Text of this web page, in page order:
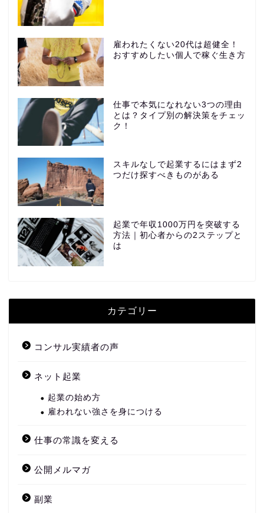
雇われたくない20代は超健全！
おすすめしたい個人で稼ぐ生き方
仕事で本気になれない3つの理由
とは？タイプ別の解決策をチェッ
ク！
スキルなしで起業するにはまず2
つだけ探すべきものがある
起業で年収1000万円を突破する
方法｜初心者からの2ステップと
は
カテゴリー
コンサル実績者の声
ネット起業
起業の始め方
雇われない強さを身につける
仕事の常識を変える
公開メルマガ
副業